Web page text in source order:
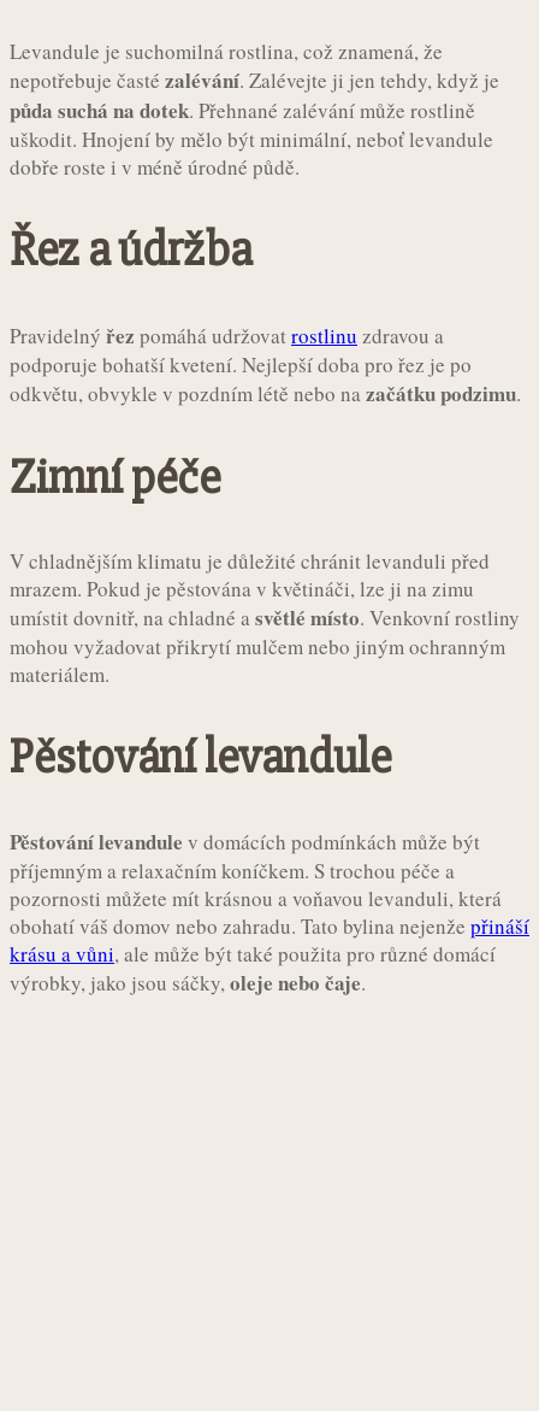
Levandule je suchomilná rostlina, což znamená, že
nepotřebuje časté zalévání. Zalévejte ji jen tehdy, když je
půda suchá na dotek. Přehnané zalévání může rostlině
uškodit. Hnojení by mělo být minimální, neboť levandule
dobře roste i v méně úrodné půdě.
Řez a údržba
Pravidelný řez pomáhá udržovatrostlinu zdravou a
podporuje bohatší kvetení. Nejlepší doba pro řez je po
odkvětu, obvykle v pozdním létě nebo nazačátku podzimu.
Zimní péče
V chladnějším klimatu je důležité chránit levanduli před
mrazem. Pokud je pěstována v květináči, lze ji na zimu
umístit dovnitř, na chladné asvětlé místo. Venkovní rostliny
mohou vyžadovat přikrytí mulčem nebo jiným ochranným
materiálem.
Pěstování levandule
Pěstování levandule v domácích podmínkách může být
příjemným a relaxačním koníčkem. S trochou péče a
pozornosti můžete mít krásnou a voňavou levanduli, která
obohatí váš domov nebo zahradu. Tato bylina nejenže přináší
krásu a vůni, ale může být také použita pro různé domácí
výrobky, jako jsou sáčky,oleje nebo čaje.